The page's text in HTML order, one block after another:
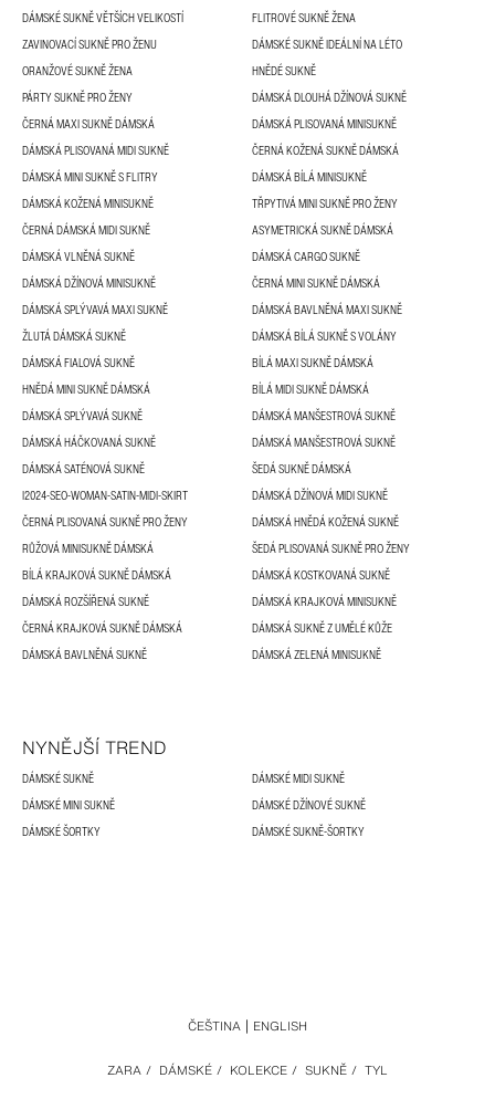
DÁMSKÉ SUKNĚ VĚTŠÍCH VELIKOSTÍ
FLITROVÉ SUKNĚ ŽENA
ZAVINOVACÍ SUKNĚ PRO ŽENU
DÁMSKÉ SUKNĚ IDEÁLNÍ NA LÉTO
ORANŽOVÉ SUKNĚ ŽENA
HNĚDÉ SUKNĚ
PÁRTY SUKNĚ PRO ŽENY
DÁMSKÁ DLOUHÁ DŽÍNOVÁ SUKNĚ
ČERNÁ MAXI SUKNĚ DÁMSKÁ
DÁMSKÁ PLISOVANÁ MINISUKNĚ
DÁMSKÁ PLISOVANÁ MIDI SUKNĚ
ČERNÁ KOŽENÁ SUKNĚ DÁMSKÁ
DÁMSKÁ MINI SUKNĚ S FLITRY
DÁMSKÁ BÍLÁ MINISUKNĚ
DÁMSKÁ KOŽENÁ MINISUKNĚ
TŘPYTIVÁ MINI SUKNĚ PRO ŽENY
ČERNÁ DÁMSKÁ MIDI SUKNĚ
ASYMETRICKÁ SUKNĚ DÁMSKÁ
DÁMSKÁ VLNĚNÁ SUKNĚ
DÁMSKÁ CARGO SUKNĚ
DÁMSKÁ DŽÍNOVÁ MINISUKNĚ
ČERNÁ MINI SUKNĚ DÁMSKÁ
DÁMSKÁ SPLÝVAVÁ MAXI SUKNĚ
DÁMSKÁ BAVLNĚNÁ MAXI SUKNĚ
ŽLUTÁ DÁMSKÁ SUKNĚ
DÁMSKÁ BÍLÁ SUKNĚ S VOLÁNY
DÁMSKÁ FIALOVÁ SUKNĚ
BÍLÁ MAXI SUKNĚ DÁMSKÁ
HNĚDÁ MINI SUKNĚ DÁMSKÁ
BÍLÁ MIDI SUKNĚ DÁMSKÁ
DÁMSKÁ SPLÝVAVÁ SUKNĚ
DÁMSKÁ MANŠESTROVÁ SUKNĚ
DÁMSKÁ HÁČKOVANÁ SUKNĚ
DÁMSKÁ MANŠESTROVÁ SUKNĚ
DÁMSKÁ SATÉNOVÁ SUKNĚ
ŠEDÁ SUKNĚ DÁMSKÁ
I2024-SEO-WOMAN-SATIN-MIDI-SKIRT
DÁMSKÁ DŽÍNOVÁ MIDI SUKNĚ
ČERNÁ PLISOVANÁ SUKNĚ PRO ŽENY
DÁMSKÁ HNĚDÁ KOŽENÁ SUKNĚ
RŮŽOVÁ MINISUKNĚ DÁMSKÁ
ŠEDÁ PLISOVANÁ SUKNĚ PRO ŽENY
BÍLÁ KRAJKOVÁ SUKNĚ DÁMSKÁ
DÁMSKÁ KOSTKOVANÁ SUKNĚ
DÁMSKÁ ROZŠÍŘENÁ SUKNĚ
DÁMSKÁ KRAJKOVÁ MINISUKNĚ
ČERNÁ KRAJKOVÁ SUKNĚ DÁMSKÁ
DÁMSKÁ SUKNĚ Z UMĚLÉ KŮŽE
DÁMSKÁ BAVLNĚNÁ SUKNĚ
DÁMSKÁ ZELENÁ MINISUKNĚ
NYNĚJŠÍ TREND
DÁMSKÉ SUKNĚ
DÁMSKÉ MIDI SUKNĚ
DÁMSKÉ MINI SUKNĚ
DÁMSKÉ DŽÍNOVÉ SUKNĚ
DÁMSKÉ ŠORTKY
DÁMSKÉ SUKNĚ-ŠORTKY
ZARA / DÁMSKÉ / KOLEKCE / SUKNĚ / TYL
ČEŠTINA ENGLISH